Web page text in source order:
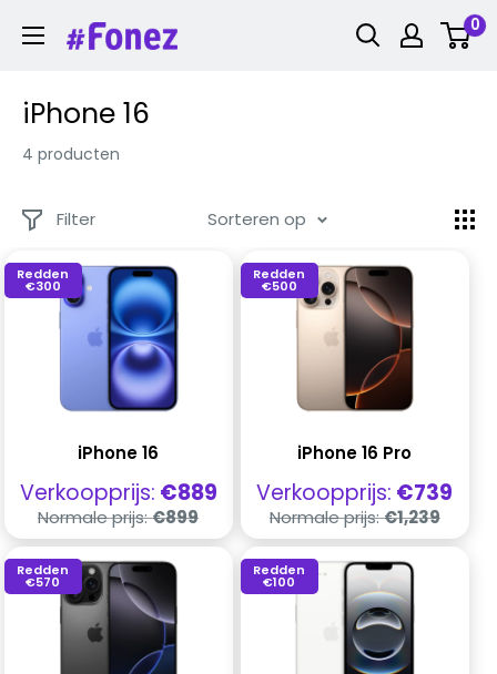
naar
Fonez 0
iPhone 16
4 producten
Filter Sorteren op
Redden
€300
iPhone 16
Verkoopprijs
Verkoopprijs: €889
Normale
prijs
Normale prijs:€899
Redden
€500
iPhone 16 Pro
Verkoopprijs
Verkoopprijs: €739
Normale
prijs
Normale prijs:€1,239
Redden
€570
Redden
€100